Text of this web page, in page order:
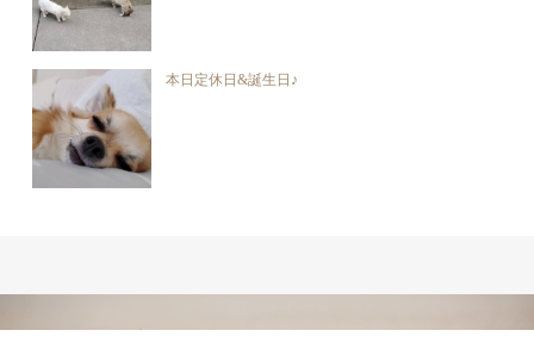
本日定休日&誕生日♪